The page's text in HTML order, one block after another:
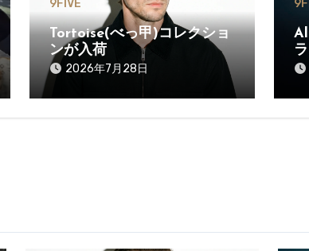
9FIVE
Tortoise(べっ甲)コレクショ
ンが入荷
2026年7月28日